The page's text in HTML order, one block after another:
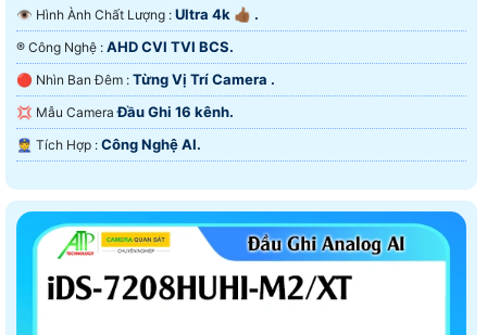
👁 Hình Ành Chất Lượng : Ultra 4k 👍🏾 .
®️ Công Nghệ : AHD CVI TVI BCS.
🔴 Nhìn Ban Đêm : Từng Vị Trí Camera .
💢 Mẫu CameraĐầu Ghi 16 kênh.
️👮 Tích Hợp : Công Nghệ AI.